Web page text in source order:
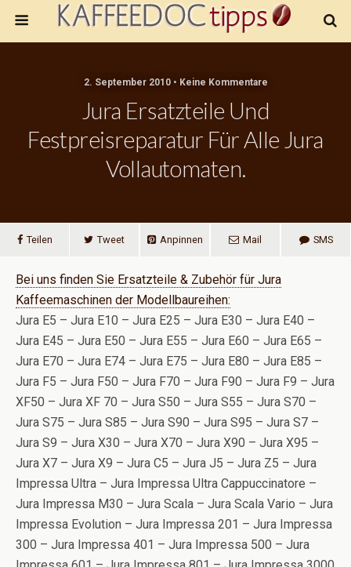
2. September 2010 • Keine Kommentare
Jura Ersatzteile Und
Festpreisreparatur Für Alle Jura
Vollautomaten.
Teilen Tweet Anpinnen Mail SMS
Bei uns finden Sie Ersatzteile & Zubehör für Jura
Kaffeemaschinen der Modellbaureihen:
Jura E5 – Jura E10 – Jura E25 – Jura E30 – Jura E40 –
Jura E45 – Jura E50 – Jura E55 – Jura E60 – Jura E65 –
Jura E70 – Jura E74 – Jura E75 – Jura E80 – Jura E85 –
Jura F5 – Jura F50 – Jura F70 – Jura F90 – Jura F9 – Jura
XF50 – Jura XF 70 – Jura S50 – Jura S55 – Jura S70 –
Jura S75 – Jura S85 – Jura S90 – Jura S95 – Jura S7 –
Jura S9 – Jura X30 – Jura X70 – Jura X90 – Jura X95 –
Jura X7 – Jura X9 – Jura C5 – Jura J5 – Jura Z5 – Jura
Impressa Ultra – Jura Impressa Ultra Cappuccinatore –
Jura Impressa M30 – Jura Scala – Jura Scala Vario – Jura
Impressa Evolution – Jura Impressa 201 – Jura Impressa
300 – Jura Impressa 401 – Jura Impressa 500 – Jura